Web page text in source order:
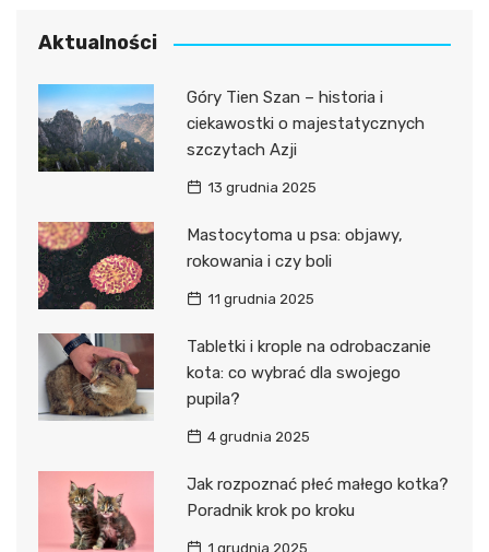
Aktualności
Góry Tien Szan – historia i
ciekawostki o majestatycznych
szczytach Azji
13 grudnia 2025
Mastocytoma u psa: objawy,
rokowania i czy boli
11 grudnia 2025
Tabletki i krople na odrobaczanie
kota: co wybrać dla swojego
pupila?
4 grudnia 2025
Jak rozpoznać płeć małego kotka?
Poradnik krok po kroku
1 grudnia 2025